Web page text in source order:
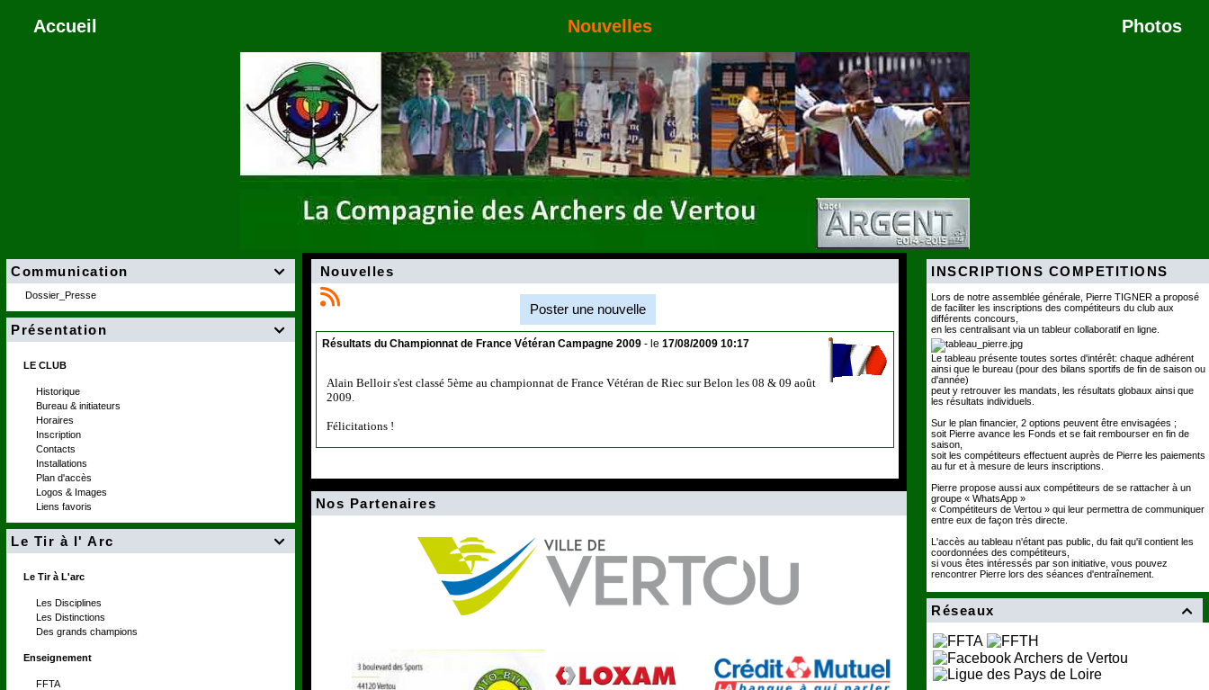
Accueil Nouvelles Photos

Communication
Dossier_Presse

Présentation
LE CLUB
Historique
Bureau & initiateurs
Horaires
Inscription
Contacts
Installations
Plan d'accès
Logos & Images
Liens favoris

Le Tir à l' Arc
Le Tir à L'arc
Les Disciplines
Les Distinctions
Des grands champions
Enseignement
FFTA
Nouvelles
Poster une nouvelle
Résultats du Championnat de France Vétéran Campagne 2009 - le 17/08/2009 10:17
Alain Belloir s'est classé 5ème au championnat de France Vétéran de Riec sur Belon les 08 & 09 août
2009.
Félicitations !
Nos Partenaires
INSCRIPTIONS COMPETITIONS
Lors de notre assemblée générale, Pierre TIGNER a proposé
de faciliter les inscriptions des compétiteurs du club aux
différents concours,
en les centralisant via un tableur collaboratif en ligne.
Le tableau présente toutes sortes d'intérêt: chaque adhérent
ainsi que le bureau (pour des bilans sportifs de fin de saison ou
d'année)
peut y retrouver les mandats, les résultats globaux ainsi que
les résultats individuels.
Sur le plan financier, 2 options peuvent être envisagées ;
soit Pierre avance les Fonds et se fait rembourser en fin de
saison,
soit les compétiteurs effectuent auprès de Pierre les paiements
au fur et à mesure de leurs inscriptions.
Pierre propose aussi aux compétiteurs de se rattacher à un
groupe « WhatsApp »
« Compétiteurs de Vertou » qui leur permettra de communiquer
entre eux de façon très directe.
L'accès au tableau n'étant pas public, du fait qu'il contient les
coordonnées des compétiteurs,
si vous êtes intéressés par son initiative, vous pouvez
rencontrer Pierre lors des séances d'entraînement.

Réseaux